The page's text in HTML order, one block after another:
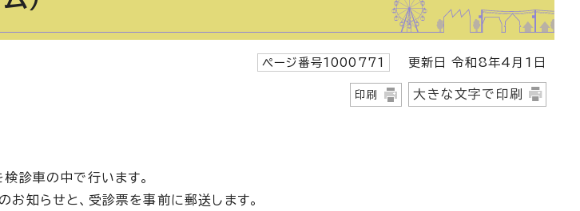
ページ番号1000771 更新日 令和8年4月1日
印刷 大きな文字で印刷
診車の中で行います。
知らせと、受診票を事前に郵送します。